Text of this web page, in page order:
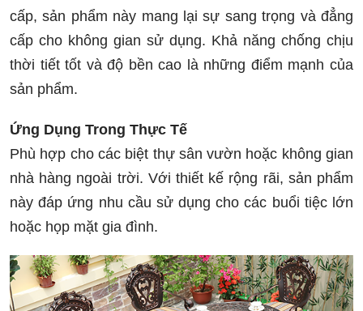
cấp, sản phẩm này mang lại sự sang trọng và đẳng
cấp cho không gian sử dụng. Khả năng chống chịu
thời tiết tốt và độ bền cao là những điểm mạnh của
sản phẩm.
Ứng Dụng Trong Thực Tế
Phù hợp cho các biệt thự sân vườn hoặc không gian
nhà hàng ngoài trời. Với thiết kế rộng rãi, sản phẩm
này đáp ứng nhu cầu sử dụng cho các buổi tiệc lớn
hoặc họp mặt gia đình.